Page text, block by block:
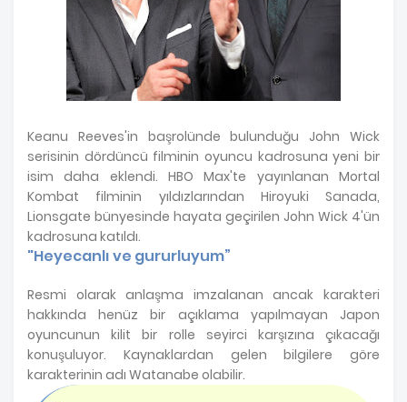
Keanu Reeves'in başrolünde bulunduğu John Wick
serisinin dördüncü filminin oyuncu kadrosuna yeni bir
isim daha eklendi. HBO Max'te yayınlanan Mortal
Kombat filminin yıldızlarından Hiroyuki Sanada,
Lionsgate bünyesinde hayata geçirilen John Wick 4'ün
kadrosuna katıldı.
"Heyecanlı ve gururluyum”
Resmi olarak anlaşma imzalanan ancak karakteri
hakkında henüz bir açıklama yapılmayan Japon
oyuncunun kilit bir rolle seyirci karşızına çıkacağı
konuşuluyor. Kaynaklardan gelen bilgilere göre
karakterinin adı Watanabe olabilir.